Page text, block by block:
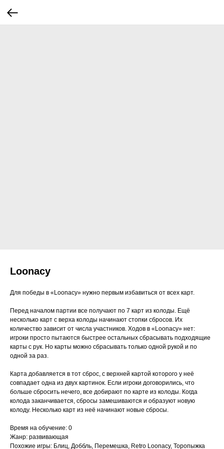
Loonacy
Для победы в «Loonacy» нужно первым избавиться от всех карт.
Перед началом партии все получают по 7 карт из колоды. Ещё
несколько карт с верха колоды начинают стопки сбросов. Их
количество зависит от числа участников. Ходов в «Loonacy» нет:
игроки просто пытаются быстрее остальных сбрасывать подходящие
карты с рук. Но карты можно сбрасывать только одной рукой и по
одной за раз.
Карта добавляется в тот сброс, с верхней картой которого у неё
совпадает одна из двух картинок. Если игроки договорились, что
больше сбросить нечего, все добирают по карте из колоды. Когда
колода заканчивается, сбросы замешиваются и образуют новую
колоду. Несколько карт из неё начинают новые сбросы.
Время на обучение: 0
Жанр: развивающая
Похожие игры: Блиц, Доббль, Перемешка, Retro Loonacy, Торопыжка